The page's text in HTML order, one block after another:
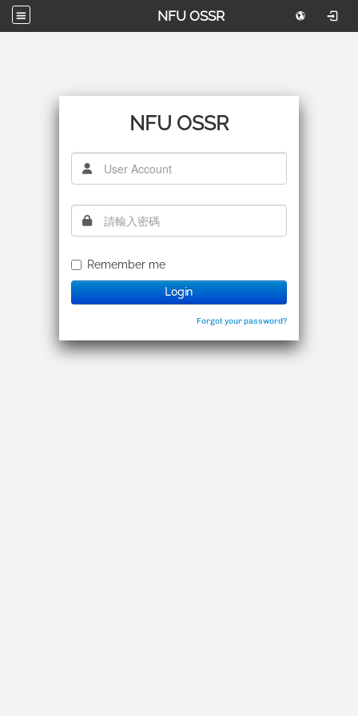
NFU OSSR
NFU OSSR
使用者帳號
密碼
Remember me
Login
Forgot your password?